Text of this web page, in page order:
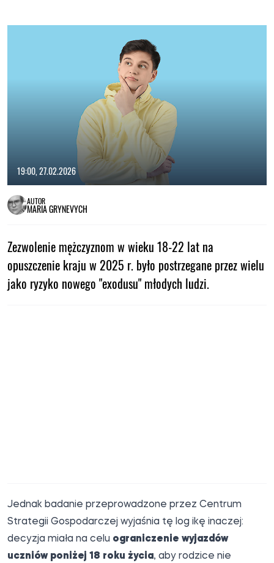
19:00, 27.02.2026
AUTOR
MARIA GRYNEVYCH
Zezwolenie mężczyznom w wieku 18-22 lat na
opuszczenie kraju w 2025 r. było postrzegane przez wielu
jako ryzyko nowego "exodusu" młodych ludzi.
Jednak badanie przeprowadzone przez Centrum
Strategii Gospodarczej wyjaśnia tę log ikę inaczej:
decyzja miała na celu ograniczenie wyjazdów
uczniów poniżej 18 roku życia, aby rodzice nie